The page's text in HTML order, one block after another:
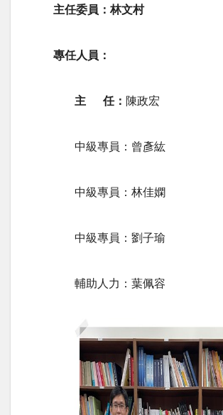
主任委員：林文村
專任人員：
主 任： 陳政宏
中級專員：曾彥紘
中級專員：林佳嫻
中級專員：劉子瑜
輔助人力：葉佩容